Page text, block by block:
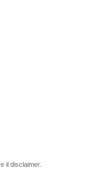
il disclaimer.